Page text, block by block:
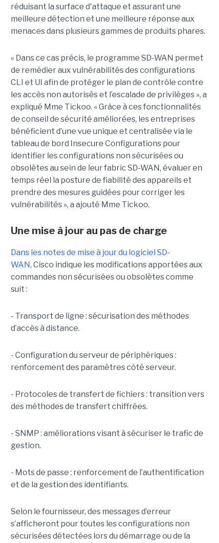
réduisant la surface d'attaque et assurant une
meilleure détection et une meilleure réponse aux
menaces dans plusieurs gammes de produits phares.
« Dans ce cas précis, le programme SD-WAN permet
de remédier aux vulnérabilités des configurations
CLI et UI afin de protéger le plan de contrôle contre
les accès non autorisés et l’escalade de privilèges », a
expliqué Mme Tickoo. « Grâce à ces fonctionnalités
de conseil de sécurité améliorées, les entreprises
bénéficient d’une vue unique et centralisée via le
tableau de bord Insecure Configurations pour
identifier les configurations non sécurisées ou
obsolètes au sein de leur fabric SD-WAN, évaluer en
temps réel la posture de fiabilité des appareils et
prendre des mesures guidées pour corriger les
vulnérabilités », a ajouté Mme Tickoo.
Une mise à jour au pas de charge
Dans les notes de mise à jour du logiciel SD-
WAN, Cisco indique les modifications apportées aux
commandes non sécurisées ou obsolètes comme
suit :
- Transport de ligne : sécurisation des méthodes
d’accès à distance.
- Configuration du serveur de périphériques :
renforcement des paramètres côté serveur.
- Protocoles de transfert de fichiers : transition vers
des méthodes de transfert chiffrées.
- SNMP : améliorations visant à sécuriser le trafic de
gestion.
- Mots de passe : renforcement de l’authentification
et de la gestion des identifiants.
Selon le fournisseur, des messages d’erreur
s’afficheront pour toutes les configurations non
sécurisées détectées lors du démarrage ou de la